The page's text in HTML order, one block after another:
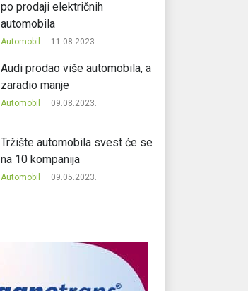
po prodaji električnih
automobila
Automobil 11.08.2023.
Audi prodao više automobila, a
zaradio manje
Automobil 09.08.2023.
Tržište automobila svest će se
na 10 kompanija
Automobil 09.05.2023.